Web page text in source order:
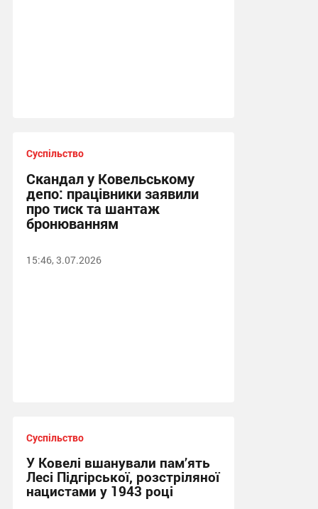
Суспільство
Скандал у Ковельському
депо: працівники заявили
про тиск та шантаж
бронюванням
15:46, 3.07.2026
Суспільство
У Ковелі вшанували пам’ять
Лесі Підгірської, розстріляної
нацистами у 1943 році